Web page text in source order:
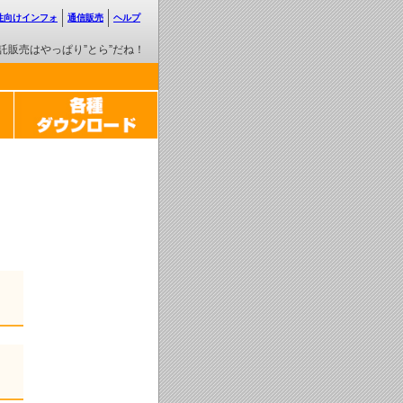
販売はやっぱり”とら”だね！
向けインフォ 通信販売 ヘルプ